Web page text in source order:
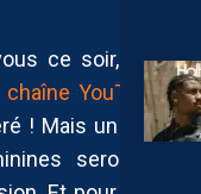
ce soir, aux
chaîne YouTube
! Mais un fois
seront à